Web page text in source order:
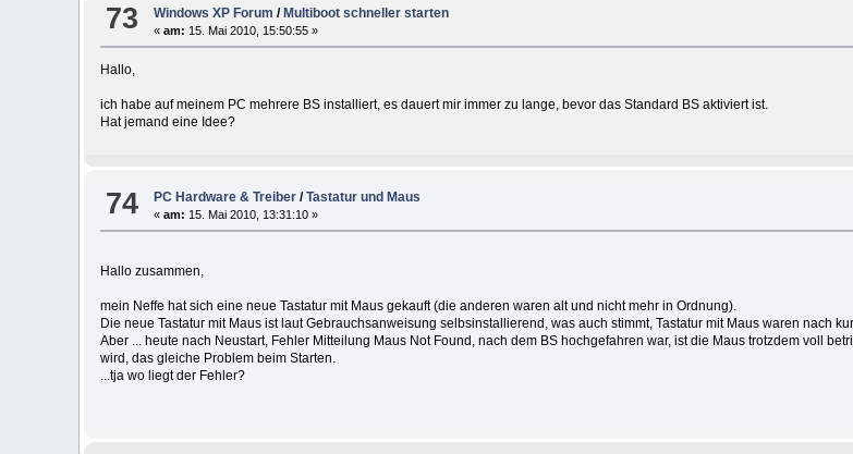
73 Windows XP Forum / Multiboot schneller starten
«am: 15. Mai 2010, 15:50:55 »
Hallo,
ich habe auf meinem PC mehrere BS installiert, es dauert mir immer zu lange, bevor das Standard BS aktiviert ist.
Hat jemand eine Idee?
74 PC Hardware & Treiber /Tastatur und Maus
«am: 15. Mai 2010, 13:31:10 »
Hallo zusammen,
mein Neffe hat sich eine neue Tastatur mit Maus gekauft (die anderen waren alt und nicht mehr in Ordnung).
Die neue Tastatur mit Maus ist laut Gebrauchsanweisung selbsinstallierend, was auch stimmt, Tastatur mit Maus waren nach
Aber ... heute nach Neustart, Fehler Mitteilung Maus Not Found, nach dem BS hochgefahren war, ist die Maus trotzdem voll
wird, das gleiche Problem beim Starten.
...tja wo liegt der Fehler?